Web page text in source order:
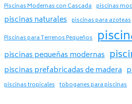
Piscinas Modernas con Cascada piscinas
piscinas naturales piscinas para azoteas
Piscinas para Terrenos Pequeños
piscinas pequeñas modernas
piscinas prefabricadas de madera
piscinas tropicales toboganes para piscinas